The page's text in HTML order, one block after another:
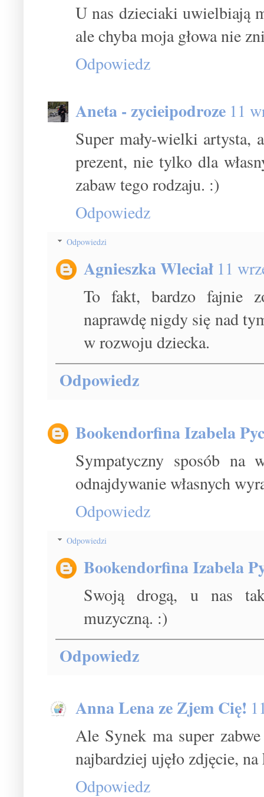
U nas dzieciaki uwielbiają
ale chyba moja głowa nie
Odpowiedz
Aneta - zycieipodroze 11
Super mały-wielki artysta,
prezent, nie tylko dla
zabaw tego rodzaju. :)
Odpowiedz
Odpowiedzi
Agnieszka Wleciał 11
To fakt, bardzo fajnie
naprawdę nigdy się nad
w rozwoju dziecka.
Odpowiedz
Bookendorfina Izabela
Sympatyczny sposób na
odnajdywanie własnych
Odpowiedz
Odpowiedzi
Bookendorfina Izabela
Swoją drogą, u nas
muzyczną. :)
Odpowiedz
Anna Lena ze Zjem Cię!
Ale Synek ma super
najbardziej ujęło zdjęcie,
Odpowiedz